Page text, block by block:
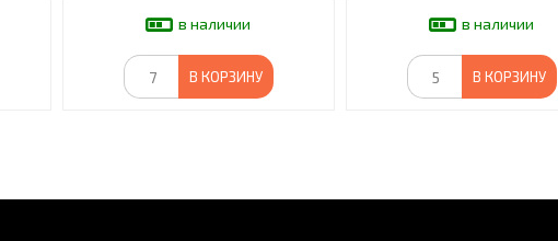
в наличии
В КОРЗИНУ
в наличии
В КОРЗИНУ